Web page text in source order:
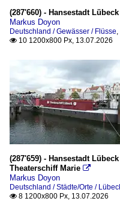
(287'660) - Hansestadt
Markus Doyon
Deutschland / Gewässer / Flüsse,
 10 1200x800 Px, 13.07.2026
(287'659) - Hansestadt
Theaterschiff Marie 
Markus Doyon
Deutschland / Städte/Orte /
 8 1200x800 Px, 13.07.2026